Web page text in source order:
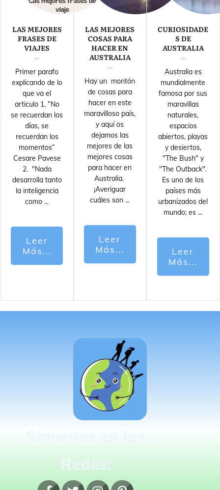
LAS MEJORES
FRASES DE
VIAJES
Primer parafo
explicando de lo
que va el
articulo 1. “No
se recuerdan los
días, se
recuerdan los
momentos”
Cesare Pavese
2. "Nada
desarrolla tanto
la inteligencia
como ...
Leer
Más...
LAS MEJORES
COSAS PARA
HACER EN
AUSTRALIA
Hay un montón
de cosas para
hacer en este
maravilloso país,
y aquí os
dejamos las
mejores de las
mejores cosas
para hacer en
Australia.
¡Averiguar
cuáles son ...
Leer
Más...
CURIOSIDADE
S DE
AUSTRALIA
Australia es
mundialmente
famosa por sus
maravillas
naturales,
espacios
abiertos, playas
y desiertos,
"The Bush" y
"The Outback".
Es uno de los
países más
urbanizados del
mundo; es ...
Leer
Más...
Redes: